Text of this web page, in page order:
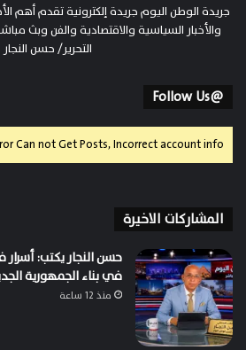
جريدة الوطن اليوم جريدة إلكترونية تقدم أهم
والأخبار السياسية والاقتصادية والفن وبث
التحرير/ حسن النجار
@Follow Us
Can not Get Posts, Incorrect account info.
المشاركات الاخيرة
حسن النجار يكتب:
في بناء الجمهورية
منذ 12 ساعة